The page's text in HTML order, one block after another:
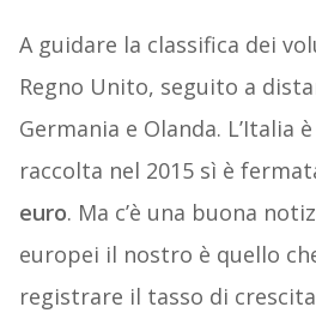
A guidare la classifica dei
Regno Unito, seguito a
Germania e Olanda. L’Italia
raccolta nel 2015 sì è
euro. Ma c’è una buona
europei il nostro è quello
registrare il tasso di